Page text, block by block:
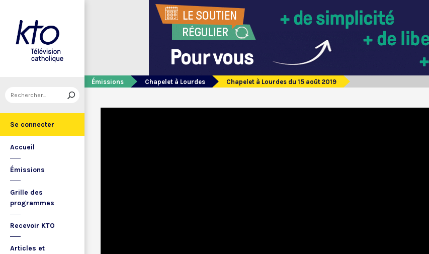
Se connecter
Accueil
Émissions
Grille des
programmes
Recevoir KTO
Articles et
Émissions Chapelet à Lourdes Chapelet à Lourdes du 15 août 2019